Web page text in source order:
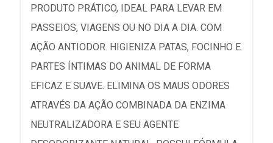
PRODUTO PRÁTICO, IDEAL PARA LEVAR EM
PASSEIOS, VIAGENS OU NO DIA A DIA. COM
AÇÃO ANTIODOR. HIGIENIZA PATAS, FOCINHO E
PARTES ÍNTIMAS DO ANIMAL DE FORMA
EFICAZ E SUAVE. ELIMINA OS MAUS ODORES
ATRAVÉS DA AÇÃO COMBINADA DA ENZIMA
NEUTRALIZADORA E SEU AGENTE